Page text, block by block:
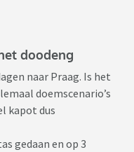
doodeng
naar Praag. Is het
doemscenario’s
kapot dus
gedaan en op 3